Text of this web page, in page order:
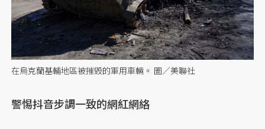
在烏克蘭基輔地區被摧毀的軍用車輛。 圖／美聯社
警惕抖音步調一致的網紅網絡